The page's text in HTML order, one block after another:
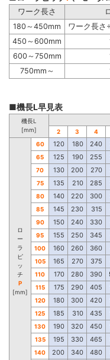
ワーク長さ
180～450mm
ワーク長さ
450～600mm
600～750mm
750mm～
■機長L早見表
機長L
[mm]
2 3 4
ロ
ー
ラ
ピ
ッ
チ
P
[mm]
60 120 180 240
65 125 190 255
70 130 200 270
75 135 210 285
80 140 220 300
85 145 230 315
90 150 240 330
95 155 250 345
100 160 260 360
105 165 270 375
110 170 280 390
115 175 290 405
120 180 300 420
125 185 310 435
130 190 320 450
135 195 330 465
140 200 340 480